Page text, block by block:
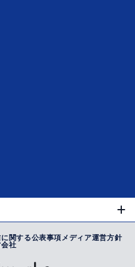
関する公表事項メディア運営方針
社